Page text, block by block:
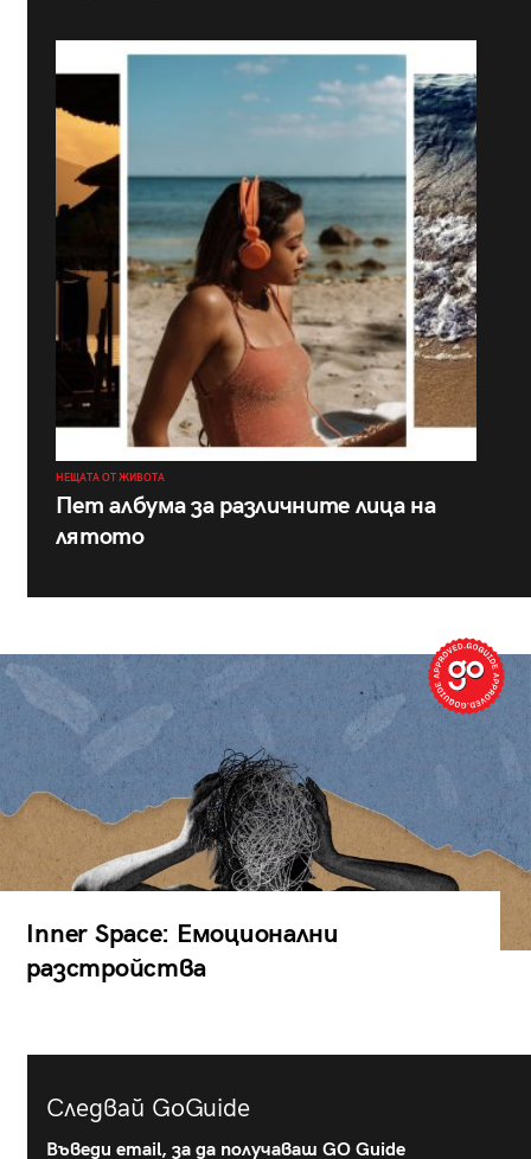
НЕЩАТА ОТ ЖИВОТА
Пет албума за различните лица на
лятото
Inner Space: Емоционални
разстройства
Следвай GoGuide
Въведи email, за да получаваш GO Guide